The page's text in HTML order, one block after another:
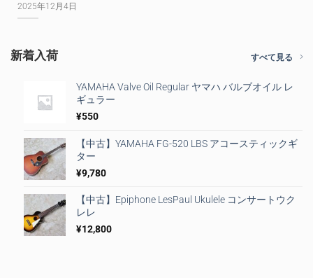
2025年12月4日
新着入荷 すべて見る
YAMAHA Valve Oil Regular ヤマハ バルブオイル レ
ギュラー
¥550
【中古】YAMAHA FG-520 LBS アコースティックギ
ター
¥9,780
【中古】Epiphone LesPaul Ukulele コンサートウク
レレ
¥12,800